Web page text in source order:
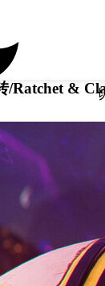
/Ratchet &